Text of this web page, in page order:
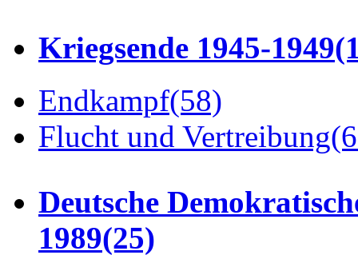
Kriegsende 1945-1949
Endkampf(58)
Flucht und Vertreibung
Deutsche
1989(25)